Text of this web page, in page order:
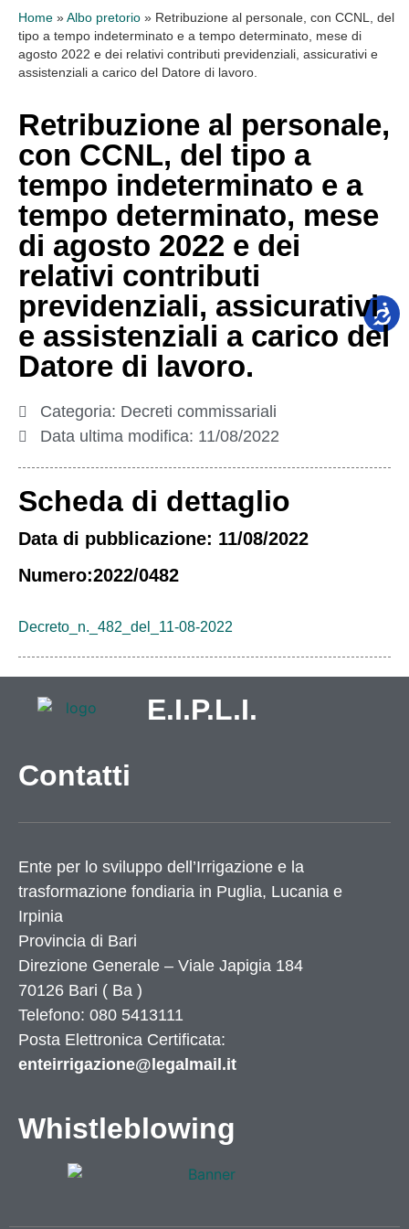
Home » Albo pretorio » Retribuzione al personale, con CCNL, del
tipo a tempo indeterminato e a tempo determinato, mese di
agosto 2022 e dei relativi contributi previdenziali, assicurativi e
assistenziali a carico del Datore di lavoro.
Retribuzione al personale,
con CCNL, del tipo a
tempo indeterminato e a
tempo determinato, mese
di agosto 2022 e dei
relativi contributi
previdenziali, assicurativi
e assistenziali a carico del
Datore di lavoro.
Categoria: Decreti commissariali
Data ultima modifica: 11/08/2022
Scheda di dettaglio
Data di pubblicazione: 11/08/2022
Numero:2022/0482
Decreto_n._482_del_11-08-2022
E.I.P.L.I.
Contatti
Ente per lo sviluppo dell’Irrigazione e la
trasformazione fondiaria in Puglia, Lucania e
Irpinia
Provincia di Bari
Direzione Generale – Viale Japigia 184
70126 Bari ( Ba )
Telefono: 080 5413111
Posta Elettronica Certificata:
enteirrigazione@legalmail.it
Whistleblowing